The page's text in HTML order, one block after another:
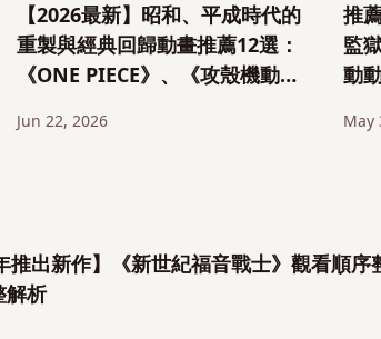
【2026最新】昭和、平成時代的
重製與經典回歸動畫推薦12選：
《ONE PIECE》、《攻殼機動
《新世紀福音戰士》等
Jun 22, 2026
推
監
動
May
推出新作】《新世紀福音戰士》觀看順
解析